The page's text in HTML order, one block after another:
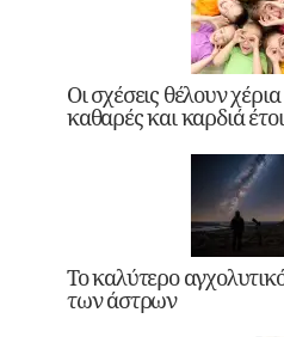
Οι σχέσεις θέλουν
καθαρές και καρδιά
Το καλύτερο
των άστρων